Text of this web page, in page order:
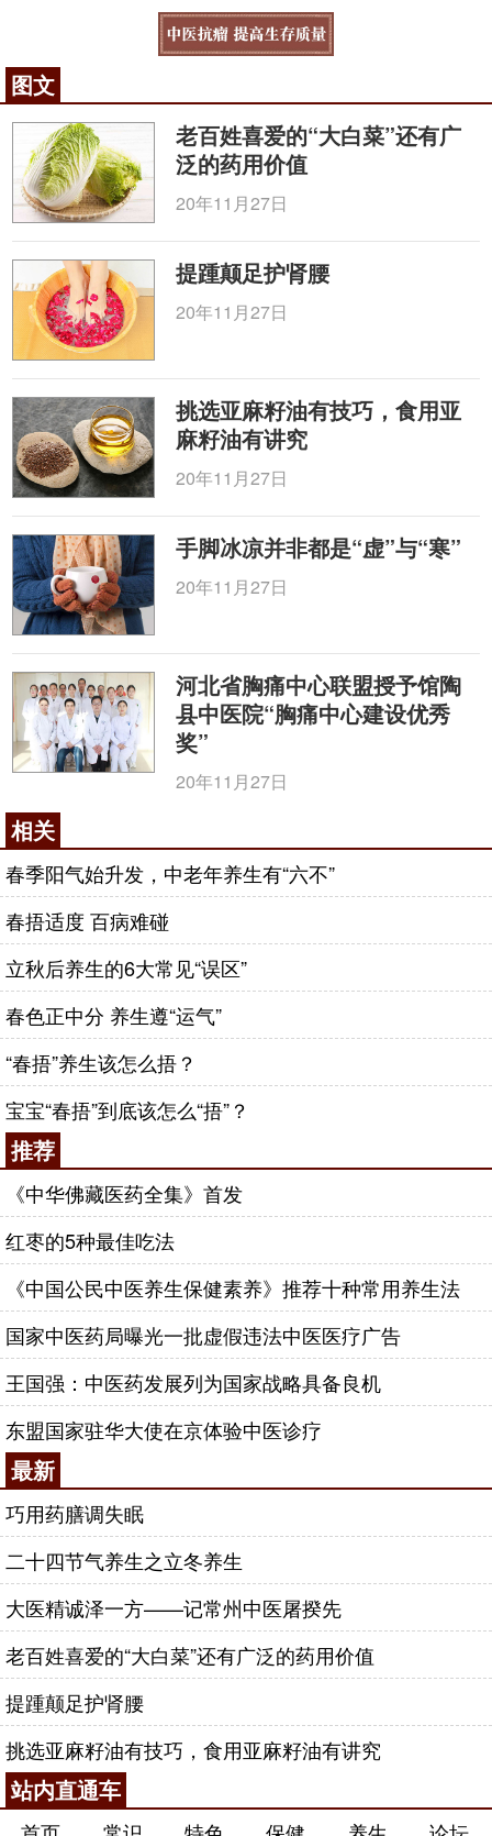
图文
老百姓喜爱的“大白菜”还有广
泛的药用价值
20年11月27日
提踵颠足护肾腰
20年11月27日
挑选亚麻籽油有技巧，食用亚
麻籽油有讲究
20年11月27日
手脚冰凉并非都是“虚”与“寒”
20年11月27日
河北省胸痛中心联盟授予馆陶
县中医院“胸痛中心建设优秀
奖”
20年11月27日
相关
春季阳气始升发，中老年养生有“六不”
春捂适度 百病难碰
立秋后养生的6大常见“误区”
春色正中分 养生遵“运气”
“春捂”养生该怎么捂？
宝宝“春捂”到底该怎么“捂”？
推荐
《中华佛藏医药全集》首发
红枣的5种最佳吃法
《中国公民中医养生保健素养》推荐十种常用养生法
国家中医药局曝光一批虚假违法中医医疗广告
王国强：中医药发展列为国家战略具备良机
东盟国家驻华大使在京体验中医诊疗
最新
巧用药膳调失眠
二十四节气养生之立冬养生
大医精诚泽一方——记常州中医屠揆先
老百姓喜爱的“大白菜”还有广泛的药用价值
提踵颠足护肾腰
挑选亚麻籽油有技巧，食用亚麻籽油有讲究
站内直通车